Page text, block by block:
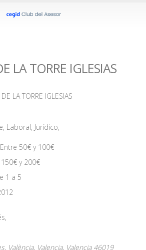
LA TORRE IGLESIAS
LA TORRE IGLESIAS
, Laboral, Jurídico,
Entre 50€ y 100€
y 200€
1 a 5
,
València, Valencia, Valencia 46019